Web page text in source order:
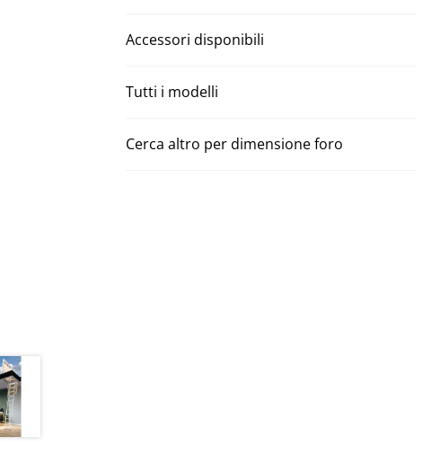
Accessori disponibili
Tutti i modelli
Cerca altro per dimensione foro